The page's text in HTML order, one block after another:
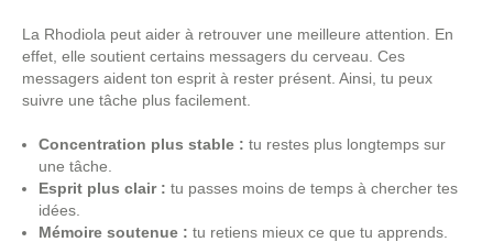
La Rhodiola peut aider à retrouver une meilleure attention. En
effet, elle soutient certains messagers du cerveau. Ces
messagers aident ton esprit à rester présent. Ainsi, tu peux
suivre une tâche plus facilement.
Concentration plus stable : tu restes plus longtemps sur
une tâche.
Esprit plus clair : tu passes moins de temps à chercher tes
idées.
Mémoire soutenue : tu retiens mieux ce que tu apprends.